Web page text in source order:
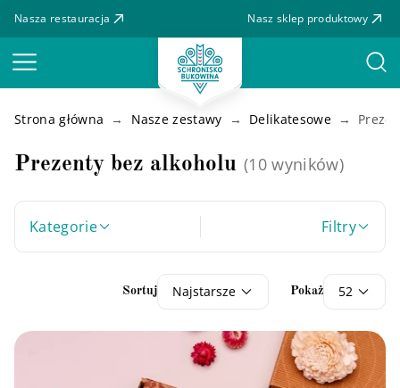
Nasza restauracja Nasz sklep produktowy
Menu
Strona główna Nasze zestawy Delikatesowe
Prezenty bez alkoholu (10 wyników)
Kategorie Filtry
Sortuj Najstarsze Pokaż 52